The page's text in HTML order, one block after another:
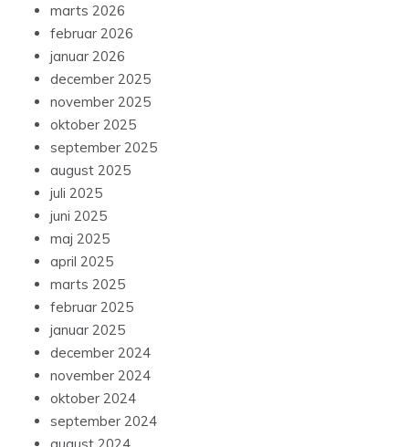
marts 2026
februar 2026
januar 2026
december 2025
november 2025
oktober 2025
september 2025
august 2025
juli 2025
juni 2025
maj 2025
april 2025
marts 2025
februar 2025
januar 2025
december 2024
november 2024
oktober 2024
september 2024